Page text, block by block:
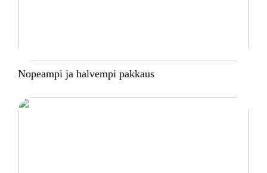
Nopeampi ja halvempi pakkaus